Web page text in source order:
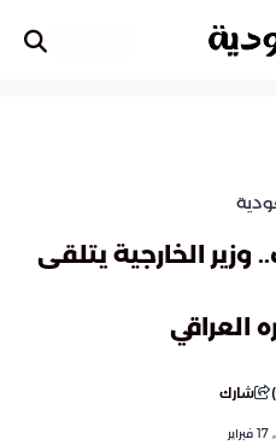
وزير الخارجية يتلقى
العراقي
) شارك